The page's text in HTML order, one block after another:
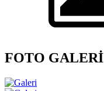
FOTO GALERİ